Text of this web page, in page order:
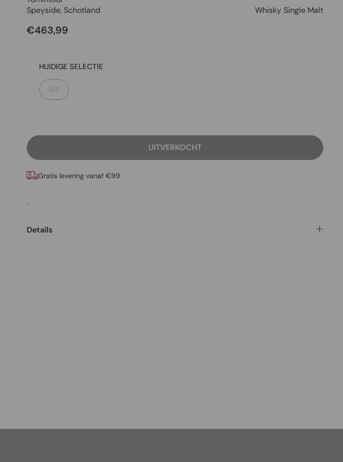
Speyside, Schotland Whisky Single Malt
€463,99
HUIDIGE SELECTIE
0.7
UITVERKOCHT
Gratis levering vanaf €99
.
Details